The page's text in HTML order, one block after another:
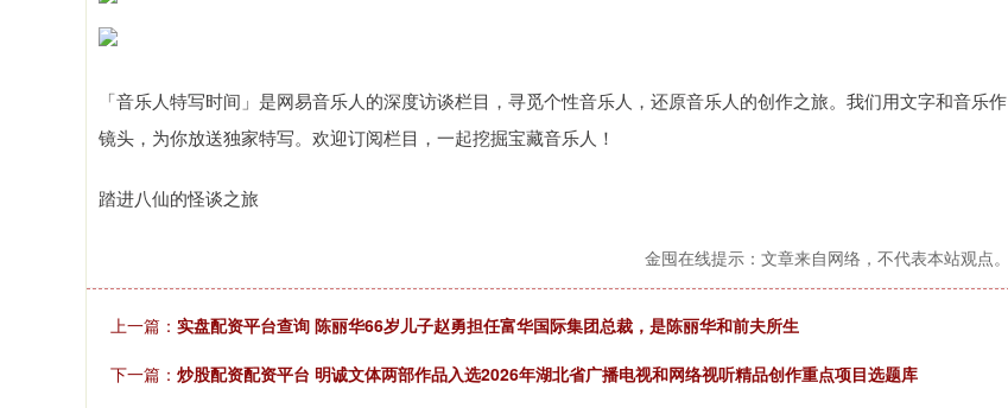
「音乐人特写时间」是网易音乐人的深度访谈栏目，寻觅个性音乐人，还原音乐人的创作之旅。我们用文字和音乐作
镜头，为你放送独家特写。欢迎订阅栏目，一起挖掘宝藏音乐人！
踏进八仙的怪谈之旅
金囤在线提示：文章来自网络，不代表本站观点。
上一篇： 实盘配资平台查询 陈丽华66岁儿子赵勇担任富华国际集团总裁，是陈丽华和前夫所生
下一篇： 炒股配资配资平台 明诚文体两部作品入选2026年湖北省广播电视和网络视听精品创作重点项目选题库